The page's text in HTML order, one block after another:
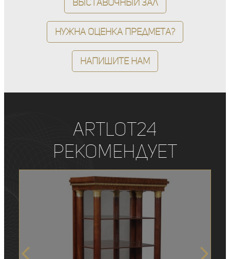
Нужна оценка предмета?
Напишите нам
ArtLot24
рекомендует